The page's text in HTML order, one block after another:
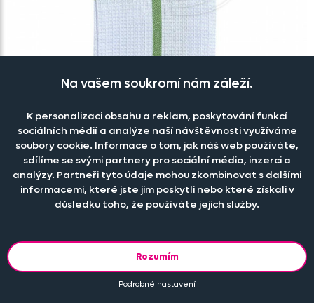
Utěrka ELKE zelená
49 Kč
Na vašem soukromí nám záleží.
K personalizaci obsahu a reklam, poskytování funkcí
sociálních médií a analýze naší návštěvnosti využíváme
soubory cookie. Informace o tom, jak náš web používáte,
sdílíme se svými partnery pro sociální média, inzerci a
analýzy. Partneři tyto údaje mohou zkombinovat s dalšími
informacemi, které jste jim poskytli nebo které získali v
důsledku toho, že používáte jejich služby.
Rozumím
Podrobné nastavení